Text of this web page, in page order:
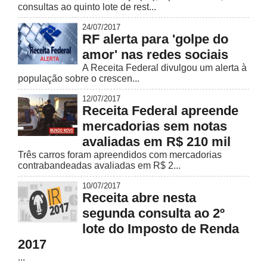
consultas ao quinto lote de rest...
24/07/2017
RF alerta para 'golpe do
amor' nas redes sociais
A Receita Federal divulgou um alerta à
população sobre o crescen...
12/07/2017
Receita Federal apreende
mercadorias sem notas
avaliadas em R$ 210 mil
Três carros foram apreendidos com mercadorias
contrabandeadas avaliadas em R$ 2...
10/07/2017
Receita abre nesta
segunda consulta ao 2º
lote do Imposto de Renda
2017
...